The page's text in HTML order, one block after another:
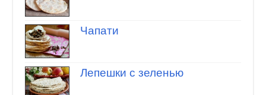
Чапати
Лепешки с зеленью